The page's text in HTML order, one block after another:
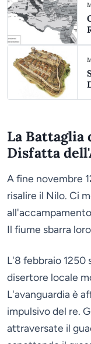
La Battaglia
Disfatta
A fine novembre
risalire il Nilo. Ci
Il fiume sbarra
L'8 febbraio 1250
disertore locale
L'avanguardia è
impulsivo del re.
attraversate il